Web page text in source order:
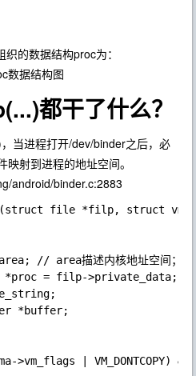
的数据结构proc为：
都干了什么？
当进程打开/dev/binder之后，必
射到进程的地址空间。
android/binder.c:2883
file *filp, struct
// area描述内核地址空间；
= filp->private_data;
*buffer;
>vm_flags | VM_DONTCOPY) &